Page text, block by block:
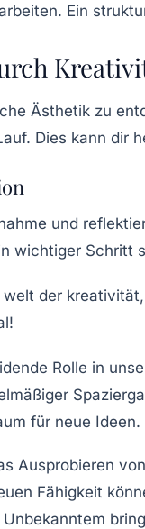
Ein
Ästhetik zu
Dies kann dir
und
wichtiger
Rolle in
für neue Ideen.
Ausprobieren
Fähigkeit